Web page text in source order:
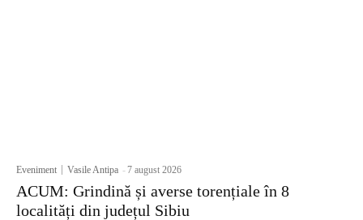
Eveniment Vasile Antipa -7 august 2026
ACUM: Grindină și averse torențiale în 8
localități din județul Sibiu